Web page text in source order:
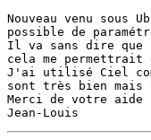
Nouveau venu
possible de
Il va sans dire que
cela me
J'ai utilisé Ciel
sont très bien
Merci de votre aide